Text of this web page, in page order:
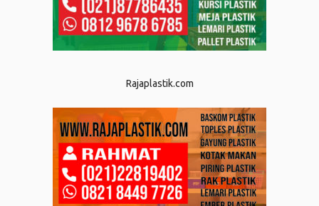
Rajaplastik.com